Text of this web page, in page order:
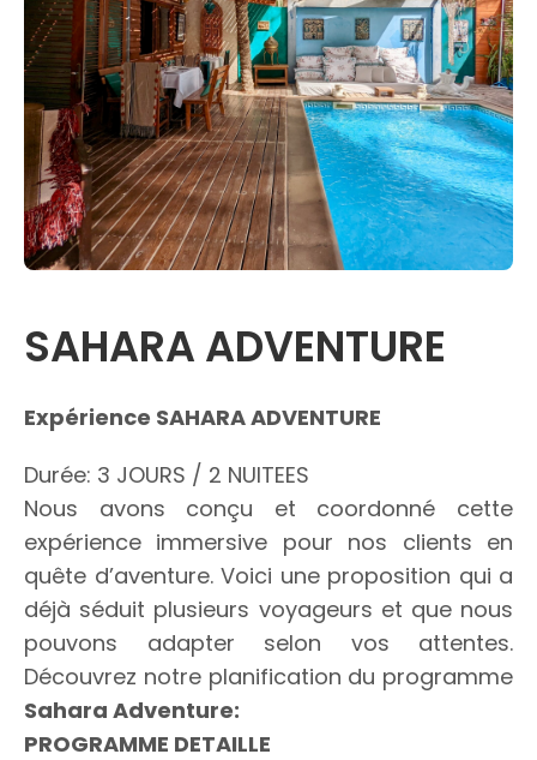
SAHARA ADVENTURE
Expérience SAHARA ADVENTURE
Durée: 3 JOURS / 2 NUITEES
Nous avons conçu et coordonné cette
expérience immersive pour nos clients en
quête d’aventure. Voici une proposition qui a
déjà séduit plusieurs voyageurs et que nous
pouvons adapter selon vos attentes.
Découvrez notre planification du programme
Sahara Adventure:
PROGRAMME DETAILLE